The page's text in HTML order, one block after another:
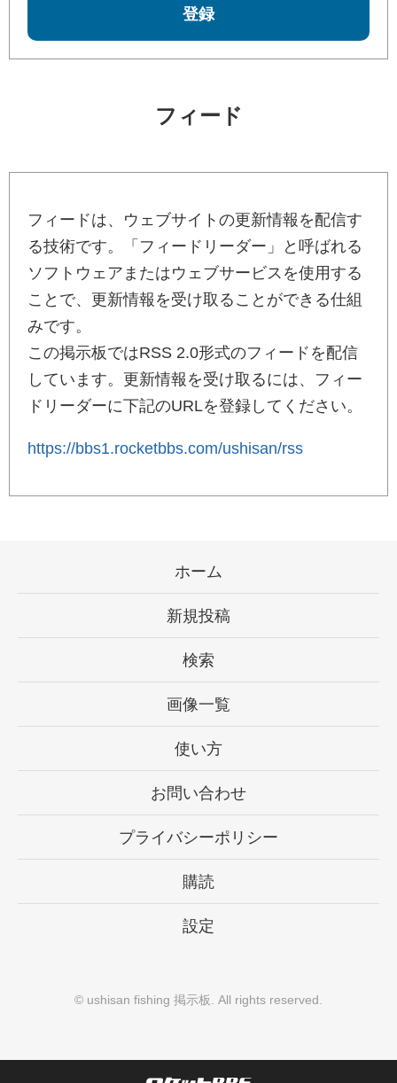
フィード
フィードは、ウェブサイトの更新情報を配信す
る技術です。「フィードリーダー」と呼ばれる
ソフトウェアまたはウェブサービスを使用する
ことで、更新情報を受け取ることができる仕組
みです。
この掲示板ではRSS 2.0形式のフィードを配信
しています。更新情報を受け取るには、フィー
ドリーダーに下記のURLを登録してください。
https://bbs1.rocketbbs.com/ushisan/rss
ホーム
新規投稿
検索
画像一覧
使い方
お問い合わせ
プライバシーポリシー
購読
設定
© ushisan fishing 掲示板 . All rights reserved.